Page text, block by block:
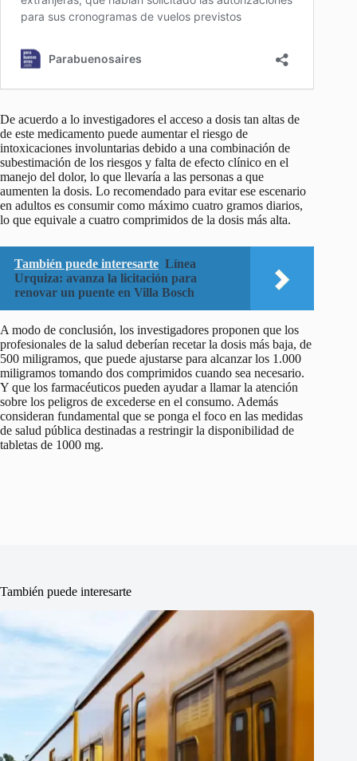
De acuerdo a lo investigadores el acceso a dosis tan altas de
de este medicamento puede aumentar el riesgo de
intoxicaciones involuntarias debido a una combinación de
subestimación de los riesgos y falta de efecto clínico en el
manejo del dolor, lo que llevaría a las personas a que
aumenten la dosis. Lo recomendado para evitar ese escenario
en adultos es consumir como máximo cuatro gramos diarios,
lo que equivale a cuatro comprimidos de la dosis más alta.
También puede interesarte Línea
Urquiza: avanza la licitación para
renovar un puente en Villa Bosch
A modo de conclusión, los investigadores proponen que los
profesionales de la salud deberían recetar la dosis más baja, de
500 miligramos, que puede ajustarse para alcanzar los 1.000
miligramos tomando dos comprimidos cuando sea necesario.
Y que los farmacéuticos pueden ayudar a llamar la atención
sobre los peligros de excederse en el consumo. Además
consideran fundamental que se ponga el foco en las medidas
de salud pública destinadas a restringir la disponibilidad de
tabletas de 1000 mg.
También puede interesarte